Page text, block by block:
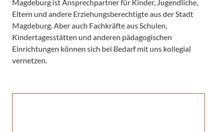
Magdeburg ist Ansprechpartner für Kinder, Jugendliche,
Eltern und andere Erziehungsberechtigte aus der Stadt
Magdeburg. Aber auch Fachkräfte aus Schulen,
Kindertagesstätten und anderen pädagogischen
Einrichtungen können sich bei Bedarf mit uns kollegial
vernetzen.